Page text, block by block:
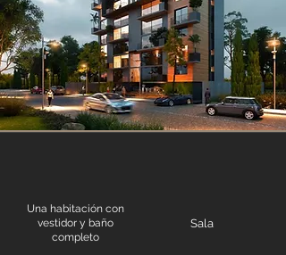
Una habitación con
vestidor y baño
completo
Sala